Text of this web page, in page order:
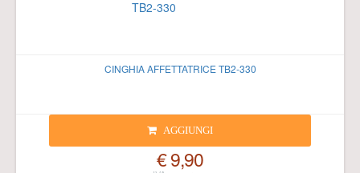
CINGHIA AFFETTATRICE TB2-330
AGGIUNGI
€ 9,90